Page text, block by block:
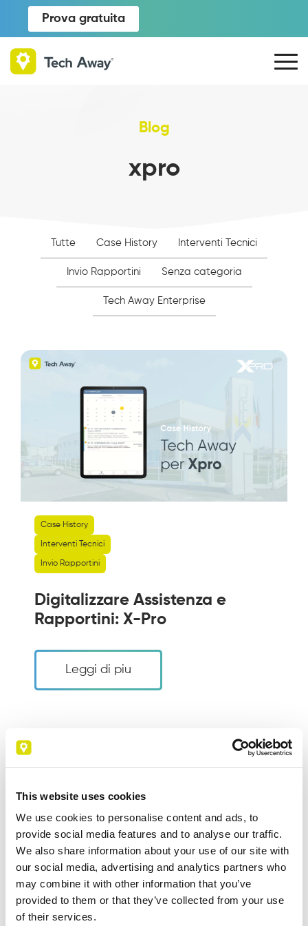
This website uses cookies
We use cookies to personalise content and ads, to
provide social media features and to analyse our traffic.
We also share information about your use of our site with
our social media, advertising and analytics partners who
may combine it with other information that you’ve
provided to them or that they’ve collected from your use
of their services.
Prova gratuita
Blog
xpro
Tutte Case History Interventi Tecnici
Invio Rapportini Senza categoria
Tech Away Enterprise
Case History
Interventi Tecnici
Invio Rapportini
Digitalizzare Assistenza e
Rapportini: X-Pro
Leggi di piu